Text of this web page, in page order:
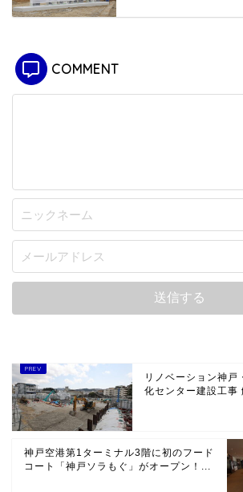
COMMENT
リノベーション神戸
化センター建設工事
神戸空港第1ターミナル3階に初のフード
コート「神戸ソラもぐ」がオープン！...